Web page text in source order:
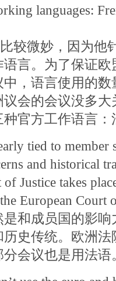
languages:
较微妙，因为他
言。为了保证
，语言使用的
会的会议没多
官方工作语言
tied to member
and historical
Justice takes
European Court
和成员国的影
史传统。欧洲
会议也是用法语